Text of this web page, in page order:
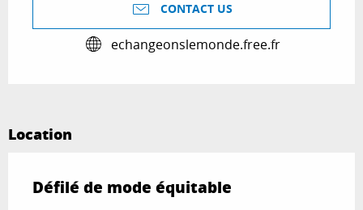
CONTACT US
echangeonslemonde.free.fr
Location
Défilé de mode équitable